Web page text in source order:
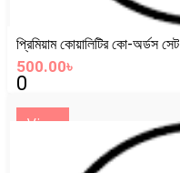
প্রিমিয়াম কোয়ালিটির কো-অর্ডস সেট
500.00৳
0
View